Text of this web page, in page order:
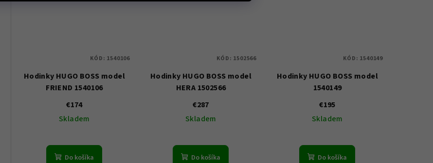
Hodinky HUGO BOSS model
FRIEND 1540106
€174
Skladem
Do košíka
KÓD: 1540106
Hodinky HUGO BOSS model
HERA 1502566
€287
Skladem
Do košíka
KÓD: 1502566
Hodinky HUGO BOSS model
1540149
€195
Skladem
Do košíka
KÓD: 1540149